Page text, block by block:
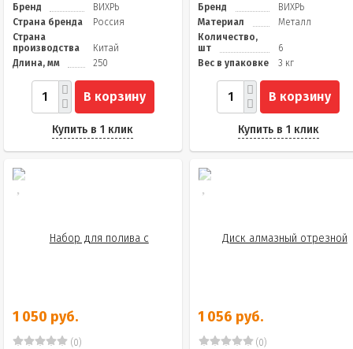
Бренд
ВИХРЬ
Страна бренда
Россия
Страна
производства
Китай
Длина, мм
250
В корзину
Купить в 1 клик
Бренд
ВИХРЬ
Материал
Металл
Количество,
шт
6
Вес в упаковке
3 кг
В корзину
Купить в 1 клик
1 050 руб.
(0)
1 056 руб.
(0)